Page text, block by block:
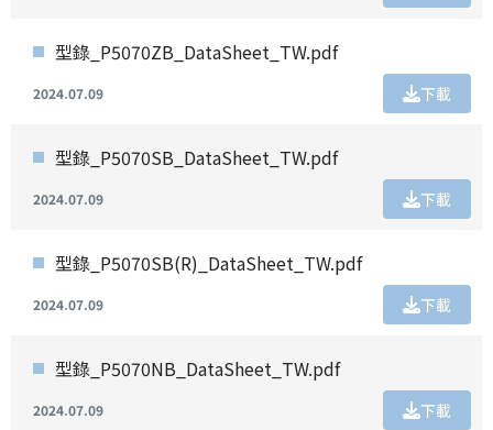
型錄_P5070ZB_DataSheet_TW.pdf
2024.07.09 下載
型錄_P5070SB_DataSheet_TW.pdf
2024.07.09 下載
型錄_P5070SB(R)_DataSheet_TW.pdf
2024.07.09 下載
型錄_P5070NB_DataSheet_TW.pdf
2024.07.09 下載